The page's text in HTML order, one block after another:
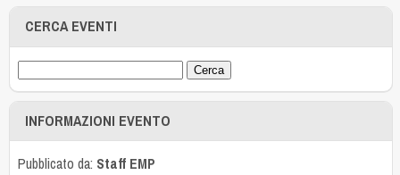
CERCA EVENTI
INFORMAZIONI EVENTO
Pubblicato da: Staff EMP